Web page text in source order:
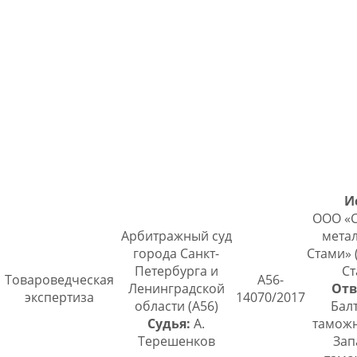
Товароведческая
экспертиза
Арбитражный суд
города Санкт-
Петербурга и
Ленинградской
области (А56)
Судья: А.
Терешенков
А56-
14070/2017
ООО